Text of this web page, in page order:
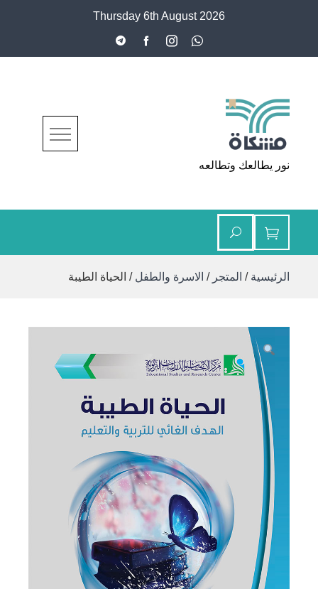
Thursday 6th August 2026
مشكاة
نور يطالعك وتطالعه
الرئيسية / المتجر / الاسرة والطفل / الحياة الطيبة